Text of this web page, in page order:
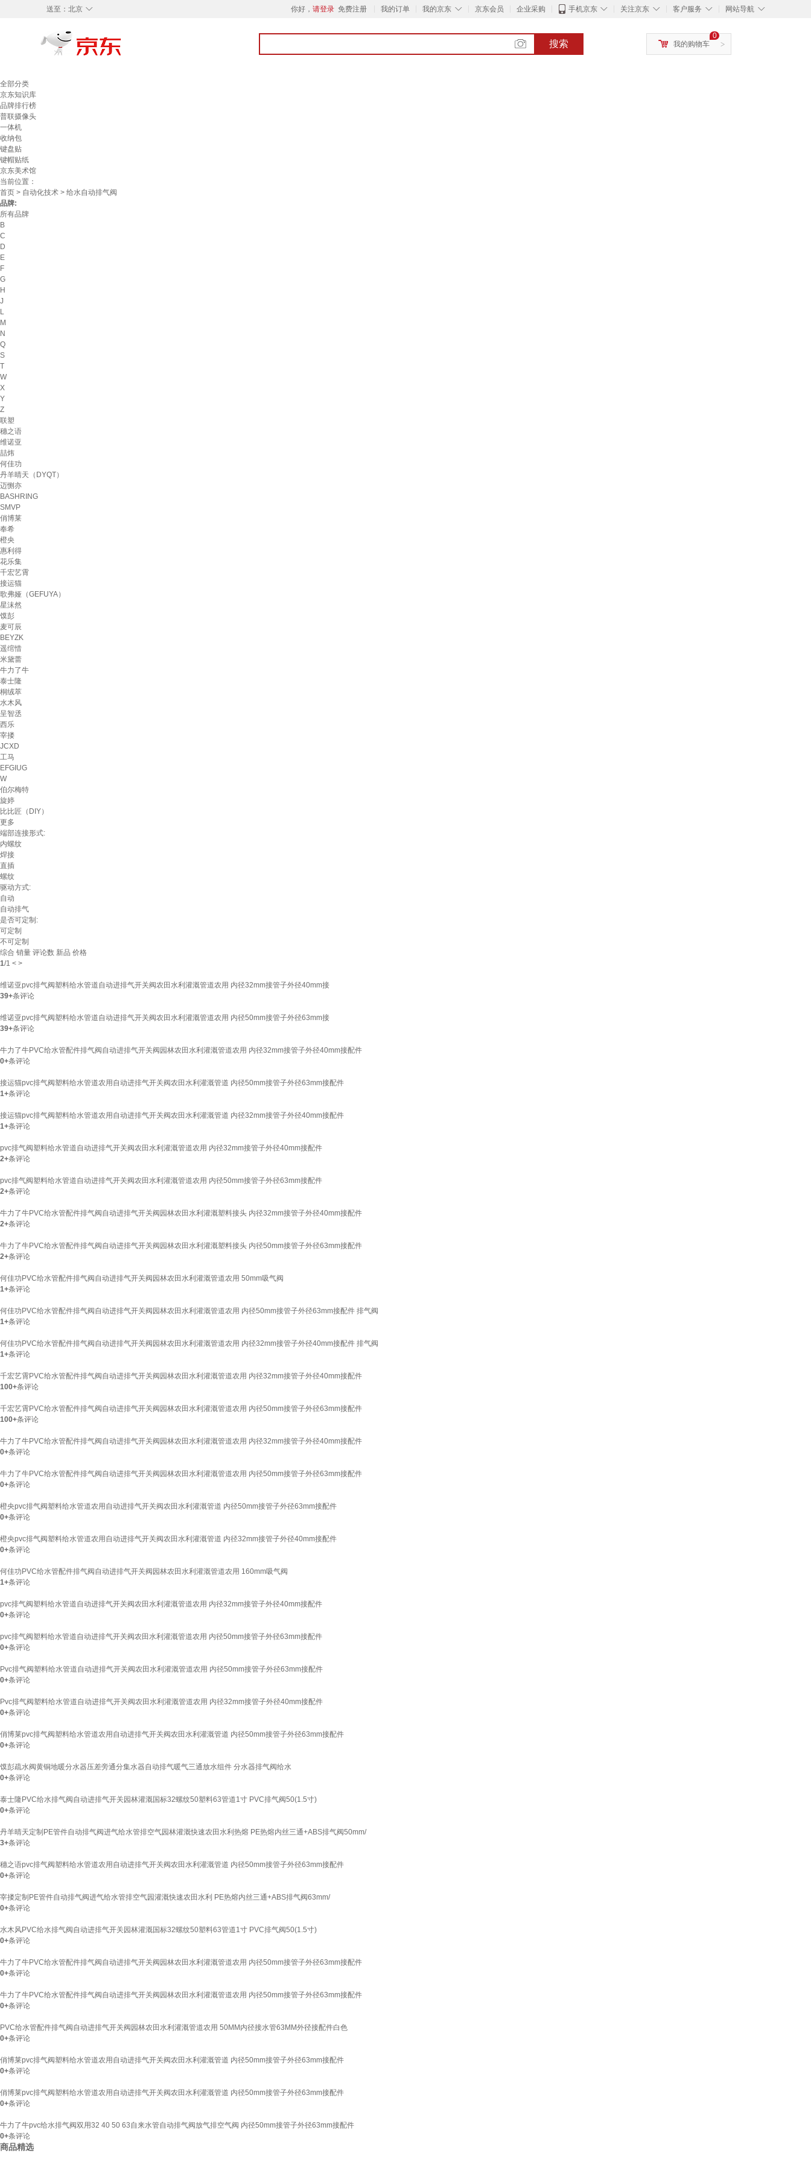
◇
送至： 北京 你好， 请登录 免费注册 我的订单 ◇
我的京东 京东会员 企业采购 ◇
手机京东 ◇
关注京东 ◇
客户服务 ◇
网站导航
搜索 >
0
我的购物车
全部分类
京东知识库
品牌排行榜
普联摄像头
一体机
收纳包
键盘贴
键帽贴纸
京东美术馆
当前位置：
首页 > 自动化技术 > 给水自动排气阀
品牌:
所有品牌
B
C
D
E
F
G
H
J
L
M
N
Q
S
T
W
X
Y
Z
联塑
穗之语
维诺亚
喆炜
何佳功
丹羊晴天（DYQT）
迈恻亦
BASHRING
SMVP
俏博莱
奉希
橙央
惠利得
花乐集
千宏艺霄
接运猫
歌弗娅（GEFUYA）
星沫然
馍彭
麦可辰
BEYZK
遥绾惜
米黛蕾
牛力了牛
泰士隆
桐绒萃
水木风
呈智丞
西乐
宰搂
JCXD
工马
EFGIUG
W
伯尔梅特
旋婷
比比匠（DIY）
更多
端部连接形式:
内螺纹
焊接
直插
螺纹
驱动方式:
自动
自动排气
是否可定制:
可定制
不可定制
综合 销量 评论数 新品 价格
1/1 < >
维诺亚pvc排气阀塑料给水管道自动进排气开关阀农田水利灌溉管道农用 内径32mm接管子外径40mm接
39+条评论
维诺亚pvc排气阀塑料给水管道自动进排气开关阀农田水利灌溉管道农用 内径50mm接管子外径63mm接
39+条评论
牛力了牛PVC给水管配件排气阀自动进排气开关阀园林农田水利灌溉管道农用 内径32mm接管子外径40mm接配件
0+条评论
接运猫pvc排气阀塑料给水管道农用自动进排气开关阀农田水利灌溉管道 内径50mm接管子外径63mm接配件
1+条评论
接运猫pvc排气阀塑料给水管道农用自动进排气开关阀农田水利灌溉管道 内径32mm接管子外径40mm接配件
1+条评论
pvc排气阀塑料给水管道自动进排气开关阀农田水利灌溉管道农用 内径32mm接管子外径40mm接配件
2+条评论
pvc排气阀塑料给水管道自动进排气开关阀农田水利灌溉管道农用 内径50mm接管子外径63mm接配件
2+条评论
牛力了牛PVC给水管配件排气阀自动进排气开关阀园林农田水利灌溉塑料接头 内径32mm接管子外径40mm接配件
2+条评论
牛力了牛PVC给水管配件排气阀自动进排气开关阀园林农田水利灌溉塑料接头 内径50mm接管子外径63mm接配件
2+条评论
何佳功PVC给水管配件排气阀自动进排气开关阀园林农田水利灌溉管道农用 50mm吸气阀
1+条评论
何佳功PVC给水管配件排气阀自动进排气开关阀园林农田水利灌溉管道农用 内径50mm接管子外径63mm接配件 排气阀
1+条评论
何佳功PVC给水管配件排气阀自动进排气开关阀园林农田水利灌溉管道农用 内径32mm接管子外径40mm接配件 排气阀
1+条评论
千宏艺霄PVC给水管配件排气阀自动进排气开关阀园林农田水利灌溉管道农用 内径32mm接管子外径40mm接配件
100+条评论
千宏艺霄PVC给水管配件排气阀自动进排气开关阀园林农田水利灌溉管道农用 内径50mm接管子外径63mm接配件
100+条评论
牛力了牛PVC给水管配件排气阀自动进排气开关阀园林农田水利灌溉管道农用 内径32mm接管子外径40mm接配件
0+条评论
牛力了牛PVC给水管配件排气阀自动进排气开关阀园林农田水利灌溉管道农用 内径50mm接管子外径63mm接配件
0+条评论
橙央pvc排气阀塑料给水管道农用自动进排气开关阀农田水利灌溉管道 内径50mm接管子外径63mm接配件
0+条评论
橙央pvc排气阀塑料给水管道农用自动进排气开关阀农田水利灌溉管道 内径32mm接管子外径40mm接配件
0+条评论
何佳功PVC给水管配件排气阀自动进排气开关阀园林农田水利灌溉管道农用 160mm吸气阀
1+条评论
pvc排气阀塑料给水管道自动进排气开关阀农田水利灌溉管道农用 内径32mm接管子外径40mm接配件
0+条评论
pvc排气阀塑料给水管道自动进排气开关阀农田水利灌溉管道农用 内径50mm接管子外径63mm接配件
0+条评论
Pvc排气阀塑料给水管道自动进排气开关阀农田水利灌溉管道农用 内径50mm接管子外径63mm接配件
0+条评论
Pvc排气阀塑料给水管道自动进排气开关阀农田水利灌溉管道农用 内径32mm接管子外径40mm接配件
0+条评论
俏博莱pvc排气阀塑料给水管道农用自动进排气开关阀农田水利灌溉管道 内径50mm接管子外径63mm接配件
0+条评论
馍彭疏水阀黄铜地暖分水器压差旁通分集水器自动排气暖气三通放水组件 分水器排气阀给水
0+条评论
泰士隆PVC给水排气阀自动进排气开关园林灌溉国标32螺纹50塑料63管道1寸 PVC排气阀50(1.5寸)
0+条评论
丹羊晴天定制PE管件自动排气阀进气给水管排空气园林灌溉快速农田水利热熔 PE热熔内丝三通+ABS排气阀50mm/
3+条评论
穗之语pvc排气阀塑料给水管道农用自动进排气开关阀农田水利灌溉管道 内径50mm接管子外径63mm接配件
0+条评论
宰搂定制PE管件自动排气阀进气给水管排空气园灌溉快速农田水利 PE热熔内丝三通+ABS排气阀63mm/
0+条评论
水木风PVC给水排气阀自动进排气开关园林灌溉国标32螺纹50塑料63管道1寸 PVC排气阀50(1.5寸)
0+条评论
牛力了牛PVC给水管配件排气阀自动进排气开关阀园林农田水利灌溉管道农用 内径50mm接管子外径63mm接配件
0+条评论
牛力了牛PVC给水管配件排气阀自动进排气开关阀园林农田水利灌溉管道农用 内径50mm接管子外径63mm接配件
0+条评论
PVC给水管配件排气阀自动进排气开关阀园林农田水利灌溉管道农用 50MM内径接水管63MM外径接配件白色
0+条评论
俏博莱pvc排气阀塑料给水管道农用自动进排气开关阀农田水利灌溉管道 内径50mm接管子外径63mm接配件
0+条评论
俏博莱pvc排气阀塑料给水管道农用自动进排气开关阀农田水利灌溉管道 内径50mm接管子外径63mm接配件
0+条评论
牛力了牛pvc给水排气阀双用32 40 50 63自来水管自动排气阀放气排空气阀 内径50mm接管子外径63mm接配件
0+条评论
商品精选